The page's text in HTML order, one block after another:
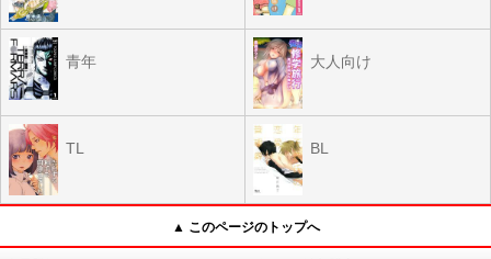
青年 大人向け
TL BL
▲ このページのトップへ